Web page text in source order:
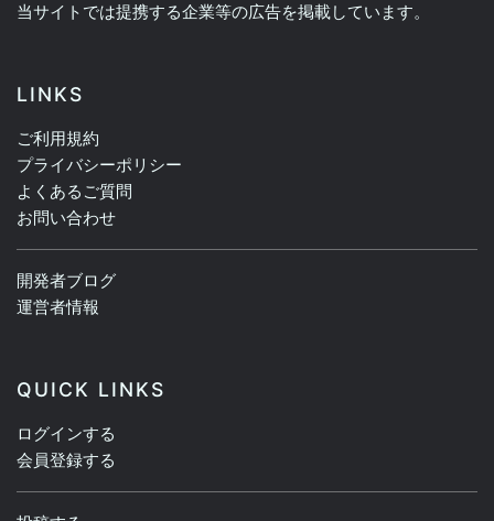
当サイトでは提携する企業等の広告を掲載しています。
LINKS
ご利用規約
プライバシーポリシー
よくあるご質問
お問い合わせ
開発者ブログ
運営者情報
QUICK LINKS
ログインする
会員登録する